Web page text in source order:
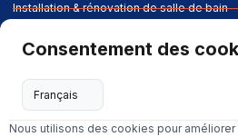
Installation & rénovation de salle de bain
Pose de parquet (stratifié, PVC et bois)
Consentement des
Nous utilisons des cookies pour